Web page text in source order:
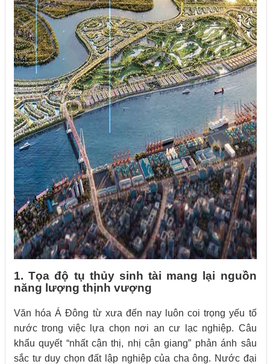
1. Tọa độ tụ thủy sinh tài mang lại nguồn
năng lượng thịnh vượng
Văn hóa Á Đông từ xưa đến nay luôn coi trọng yếu tố
nước trong việc lựa chọn nơi an cư lạc nghiệp. Câu
khẩu quyết “nhất cận thị, nhị cận giang” phản ánh sâu
sắc tư duy chọn đất lập nghiệp của cha ông. Nước đại